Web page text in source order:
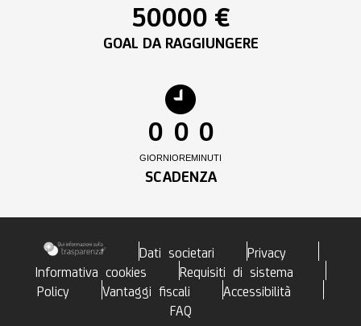
50000 €
GOAL DA RAGGIUNGERE
0
GIORNI
0
ORE
0
MINUTI
SCADENZA
Dati societari
Privacy
Informativa cookies
Requisiti di sistema
Policy
Vantaggi fiscali
Accessibilità
FAQ